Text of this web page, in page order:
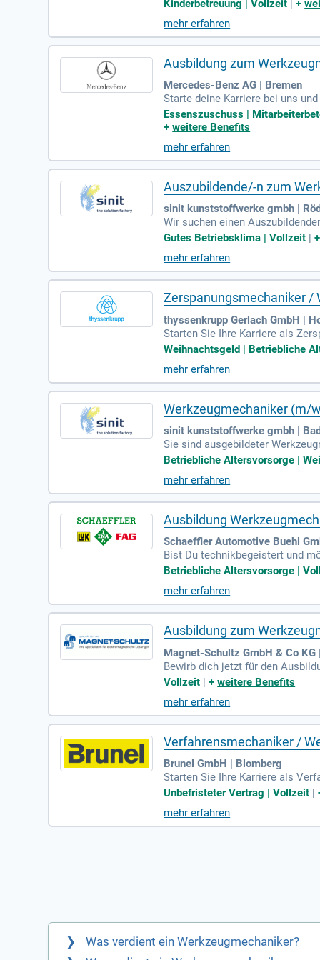
erstützung im
beitszeiten, hybrides Arbeiten
e Ausbildung als
Kinderbetreuung | Vollzeit |+
mehr erfahren
Ausbildung zum
Mercedes-Benz AG | Bremen
Starte deine Karriere bei uns
34 Euro im letzten Jahr steigt,
Wir freuen uns besonders über
nterlagen online ein,
chritt in deine erfolgreiche
Essenszuschuss |
+weitere Benefits
mehr erfahren
Auszubildende/-n zum
sinit kunststoffwerke gmbh |
Wir suchen einen
m 01.09.2026. In Deiner
elschulabschluss oder die
an Metallbearbeitung. Bewirb
Gutes Betriebsklima | Vollzeit |
mehr erfahren
Zerspanungsmechaniker /
thyssenkrupp Gerlach GmbH |
Starten Sie Ihre Karriere als
gesteuerte Bearbeitungszentren
atzteilen und die Prüfung der
talentierte Fachkräfte mit einer
ungen, Teamarbeit und der
Weihnachtsgeld | Betriebliche
mehr erfahren
Werkzeugmechaniker (m/
sinit kunststoffwerke gmbh |
Sie sind ausgebildeter
s und beherrschen Sie die
n. Kenntnisse in CAD/CAM-
aben, die direkt die Qualität
en und teamorientierter
Betriebliche Altersvorsorge |
mehr erfahren
Ausbildung
Schaeffler Automotive Buehl
Bist Du technikbegeistert und
elegenheit. Schaeffler ist ein
on Werkzeugen,
chaeffler-Teams!
Betriebliche Altersvorsorge |
mehr erfahren
Ausbildung zum
Magnet-Schultz GmbH & Co
Bewirb dich jetzt für den
ezialisiert. Gemeinsam mit
hrung und Know-how, um
Vollzeit |+weitere Benefits
mehr erfahren
Verfahrensmechaniker /
Brunel GmbH | Blomberg
Starten Sie Ihre Karriere als
en und Rüsten von
dernen Qualitätswerkzeugen
ftechnik und erste Erfahrungen
3-Schicht-Betrieb zu arbeiten.
Unbefristeter Vertrag | Vollzeit |
mehr erfahren
Was verdient ein Werkzeugmechaniker?